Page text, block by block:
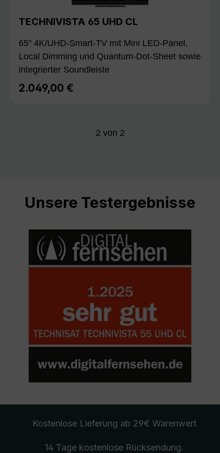
TECHNIVISTA 65 UHD CL
65" 4K/UHD-Smart-TV mit Mini LED-Panel,
Local Dimming und Quantum-Dot-Sheet sowie
integrierter Soundleiste
Regulärer Preis:
2.049,00 €
2 von 2
Unsere Testergebnisse
Kostenlose Lieferung ab 29€ Warenwert
14 Tage kostenlose Rücksendung.